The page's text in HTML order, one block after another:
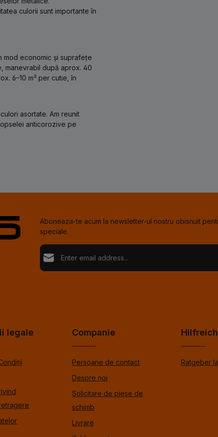
culorii sunt importante în
mod economic și suprafețe
manevrabil după aprox. 40
6–10 m² per cutie, în
asortate. Am reunit
anticorozive pe
Aboneaza-te acum la newsletter-ul nostru obisnuit
speciale.
Adresă de e-mail*
Loading...
legale Companie
Persoane de contact
Despre noi
Solicitare de piese de
schimb
Livrare
Ratgeber